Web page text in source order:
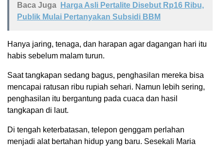
Baca Juga
Harga Asli Pertalite Disebut Rp16 Ribu,
Publik Mulai Pertanyakan Subsidi BBM
Hanya jaring, tenaga, dan harapan agar dagangan hari itu
habis sebelum malam turun.
Saat tangkapan sedang bagus, penghasilan mereka bisa
mencapai ratusan ribu rupiah sehari. Namun lebih sering,
penghasilan itu bergantung pada cuaca dan hasil
tangkapan di laut.
Di tengah keterbatasan, telepon genggam perlahan
menjadi alat bertahan hidup yang baru. Sesekali Maria